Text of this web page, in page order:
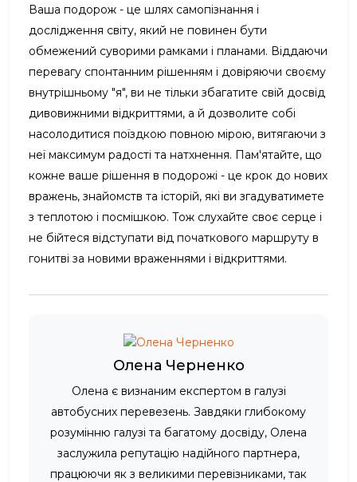
Ваша подорож - це шлях самопізнання і
дослідження світу, який не повинен бути
обмежений суворими рамками і планами. Віддаючи
перевагу спонтанним рішенням і довіряючи своєму
внутрішньому "я", ви не тільки збагатите свій досвід
дивовижними відкриттями, а й дозволите собі
насолодитися поїздкою повною мірою, витягаючи з
неї максимум радості та натхнення. Пам'ятайте, що
кожне ваше рішення в подорожі - це крок до нових
вражень, знайомств та історій, які ви згадуватимете
з теплотою і посмішкою. Тож слухайте своє серце і
не бійтеся відступати від початкового маршруту в
гонитві за новими враженнями і відкриттями.
Олена Черненко
Олена є визнаним експертом в галузі
автобусних перевезень. Завдяки глибокому
розумінню галузі та багатому досвіду, Олена
заслужила репутацію надійного партнера,
працюючи як з великими перевізниками, так